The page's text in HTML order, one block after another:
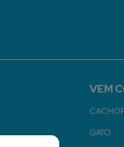
VEM
GATO